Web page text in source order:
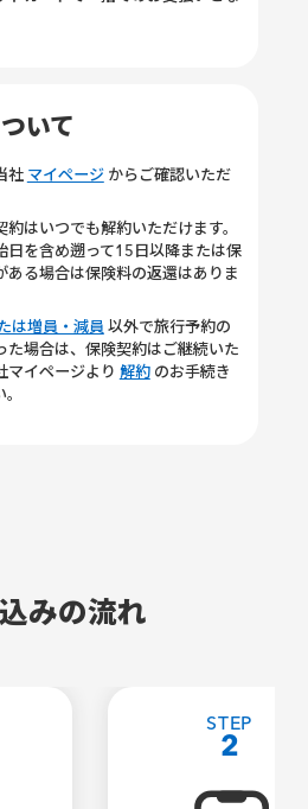
いて
社 マイページ からご確認いただ
約はいつでも解約いただけます。
日を含め遡って15日以降または保
ある場合は保険料の返還はありま
は増員・減員 以外で旅行予約の
た場合は、保険契約はご継続いた
マイページより 解約 のお手続き
みの流れ
STEP
2